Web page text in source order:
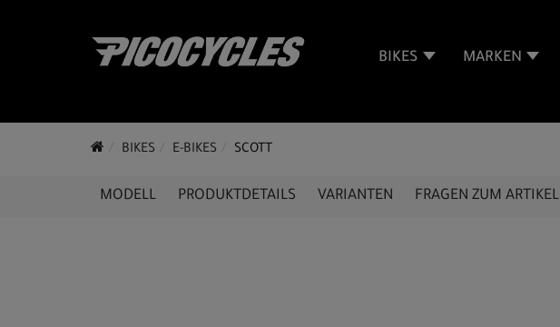
BIKES MARKEN
BIKES E-BIKES SCOTT
MODELL PRODUKTDETAILS VARIANTEN FRAGEN ZUM ARTIKEL